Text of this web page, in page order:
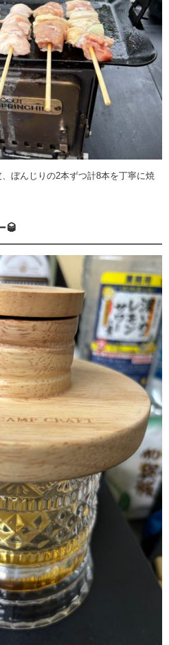
ぼんじりの2本ずつ計8本を丁寧に焼
🥃